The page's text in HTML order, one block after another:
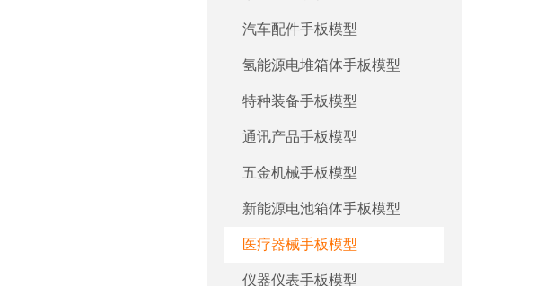
汽车配件手板模型
氢能源电堆箱体手板模型
特种装备手板模型
通讯产品手板模型
五金机械手板模型
新能源电池箱体手板模型
医疗器械手板模型
仪器仪表手板模型